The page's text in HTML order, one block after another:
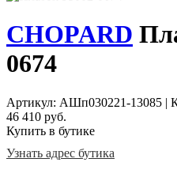
CHOPARD
0674
Артикул: АШп030221-13085 |
46 410 руб.
Купить в бутике
Узнать адрес бутика